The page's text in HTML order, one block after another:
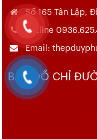
Số 165 Tân Lập,
Hotline
Email:
BẢN ĐỒ CHỈ